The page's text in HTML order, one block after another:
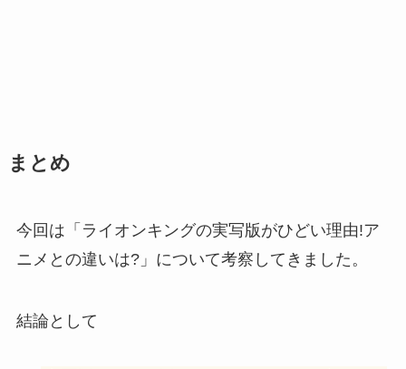
まとめ
今回は「ライオンキングの実写版がひどい理由!ア
ニメとの違いは?」について考察してきました。
結論として